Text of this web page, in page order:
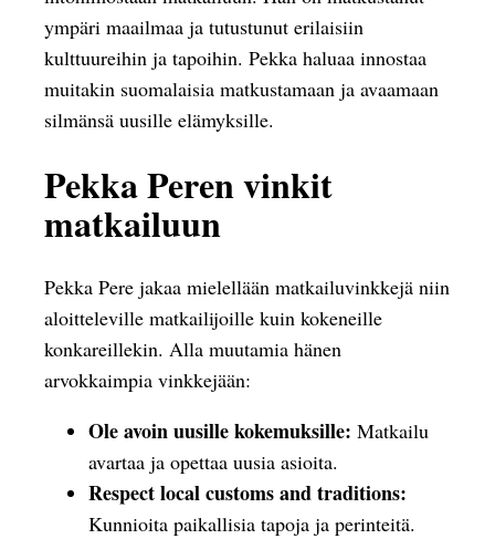
ympäri maailmaa ja tutustunut erilaisiin
kulttuureihin ja tapoihin. Pekka haluaa innostaa
muitakin suomalaisia matkustamaan ja avaamaan
silmänsä uusille elämyksille.
Pekka Peren vinkit
matkailuun
Pekka Pere jakaa mielellään matkailuvinkkejä niin
aloitteleville matkailijoille kuin kokeneille
konkareillekin. Alla muutamia hänen
arvokkaimpia vinkkejään:
Ole avoin uusille kokemuksille: Matkailu
avartaa ja opettaa uusia asioita.
Respect local customs and traditions:
Kunnioita paikallisia tapoja ja perinteitä.